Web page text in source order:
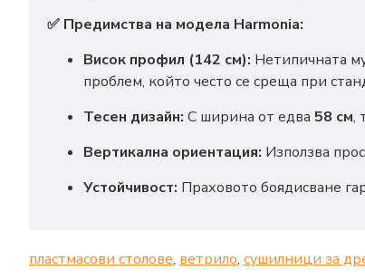
✅ Предимства на модела Harmonia:
Висок профил (142 см): Нетипичната
проблем, който често се среща при
Тесен дизайн: С ширина от едва 58 см,
Вертикална ориентация: Използва
Устойчивост: Праховото боядисване
пластмасови столове, ветрило, сушилници за